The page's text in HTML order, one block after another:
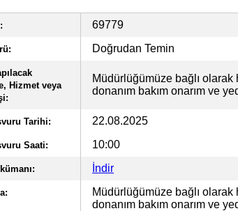
69779
Doğrudan Temin
Hizmet veya
Müdürlüğümüze bağlı
donanım bakım onarım ve
Tarihi: 22.08.2025
Saati: 10:00
İndir
Müdürlüğümüze bağlı
donanım bakım onarım ve